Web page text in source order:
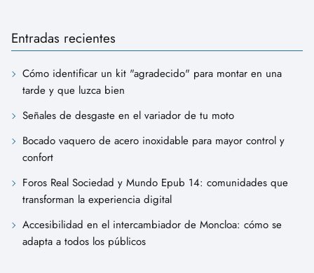
Entradas recientes
Cómo identificar un kit "agradecido" para montar en una
tarde y que luzca bien
Señales de desgaste en el variador de tu moto
Bocado vaquero de acero inoxidable para mayor control y
confort
Foros Real Sociedad y Mundo Epub 14: comunidades que
transforman la experiencia digital
Accesibilidad en el intercambiador de Moncloa: cómo se
adapta a todos los públicos